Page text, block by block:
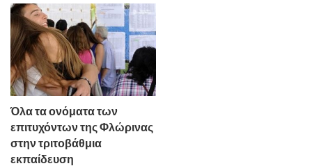
Όλα τα ονόματα των
επιτυχόντων της Φλώρινας
στην τριτοβάθμια
εκπαίδευση